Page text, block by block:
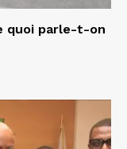
quoi parle-t-on